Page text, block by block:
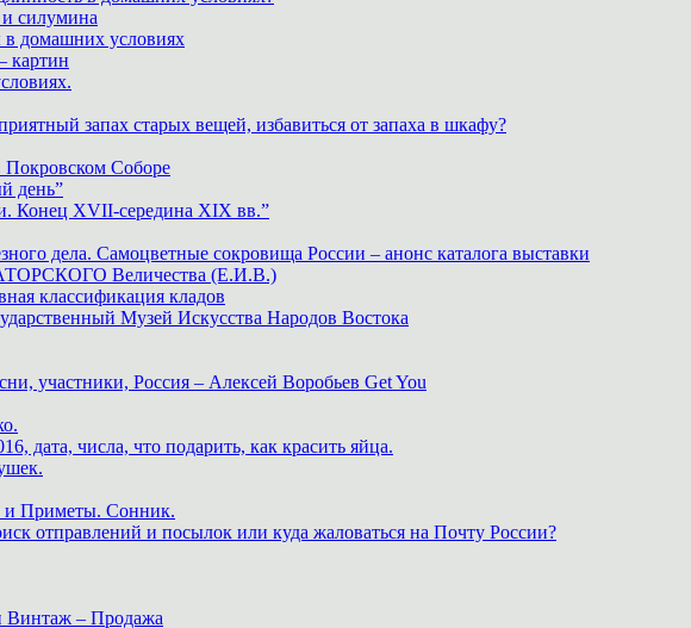
силумина
в домашних условиях
картин
запах старых вещей, избавиться от запаха в шкафу?
Соборе
день”
Конец XVII-середина XIX вв.”
дела. Самоцветные сокровища России – анонс каталога выставки
Величества (Е.И.В.)
классификация кладов
Музей Искусства Народов Востока
участники, Россия – Алексей Воробьев Get You
дата, числа, что подарить, как красить яйца.
и Приметы. Сонник.
отправлений и посылок или куда жаловаться на Почту России?
Винтаж – Продажа